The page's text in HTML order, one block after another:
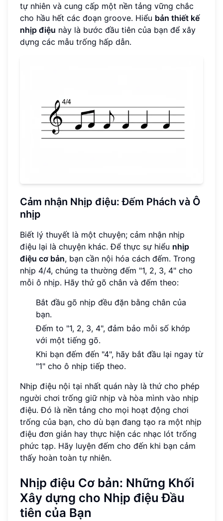
tự nhiên và cung cấp một nền tảng vững chắc
cho hầu hết các đoạn groove. Hiểu bản thiết kế
nhịp điệu này là bước đầu tiên của bạn để xây
dựng các mẫu trống hấp dẫn.
Cảm nhận Nhịp điệu: Đếm Phách và Ô
nhịp
Biết lý thuyết là một chuyện; cảm nhận nhịp
điệu lại là chuyện khác. Để thực sự hiểu nhịp
điệu cơ bản, bạn cần nội hóa cách đếm. Trong
nhịp 4/4, chúng ta thường đếm "1, 2, 3, 4" cho
mỗi ô nhịp. Hãy thử gõ chân và đếm theo:
Bắt đầu gõ nhịp đều đặn bằng chân của
bạn.
Đếm to "1, 2, 3, 4", đảm bảo mỗi số khớp
với một tiếng gõ.
Khi bạn đếm đến "4", hãy bắt đầu lại ngay từ
"1" cho ô nhịp tiếp theo.
Nhịp điệu nội tại nhất quán này là thứ cho phép
người chơi trống giữ nhịp và hòa mình vào nhịp
điệu. Đó là nền tảng cho mọi hoạt động chơi
trống của bạn, cho dù bạn đang tạo ra một nhịp
điệu đơn giản hay thực hiện các nhạc lót trống
phức tạp. Hãy luyện đếm cho đến khi bạn cảm
thấy hoàn toàn tự nhiên.
Nhịp điệu Cơ bản: Những Khối
Xây dựng cho Nhịp điệu Đầu
tiên của Bạn